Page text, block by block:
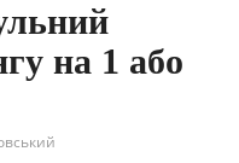
на 1 або